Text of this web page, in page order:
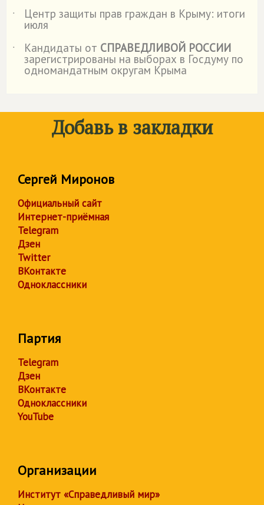
˙
Центр защиты прав граждан в Крыму: итоги
июля
˙
Кандидаты от СПРАВЕДЛИВОЙ РОССИИ
зарегистрированы на выборах в Госдуму по
одномандатным округам Крыма
Добавь в закладки
Сергей Миронов
Официальный сайт
Интернет-приёмная
Telegram
Дзен
Twitter
ВКонтакте
Одноклассники
Партия
Telegram
Дзен
ВКонтакте
Одноклассники
YouTube
Организации
Институт «Справедливый мир»